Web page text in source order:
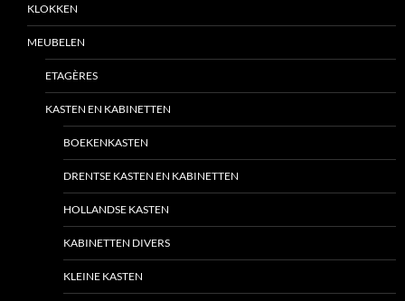
KLOKKEN
MEUBELEN
ETAGÈRES
KASTEN EN KABINETTEN
BOEKENKASTEN
DRENTSE KASTEN EN KABINETTEN
HOLLANDSE KASTEN
KABINETTEN DIVERS
KLEINE KASTEN